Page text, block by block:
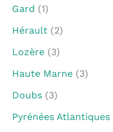
Gard (1)
Hérault (2)
Lozère (3)
Haute Marne (3)
Doubs (3)
Pyrénées Atlantiques